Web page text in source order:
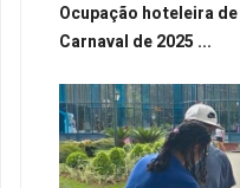
Ocupação hoteleira
Carnaval de 2025 ...